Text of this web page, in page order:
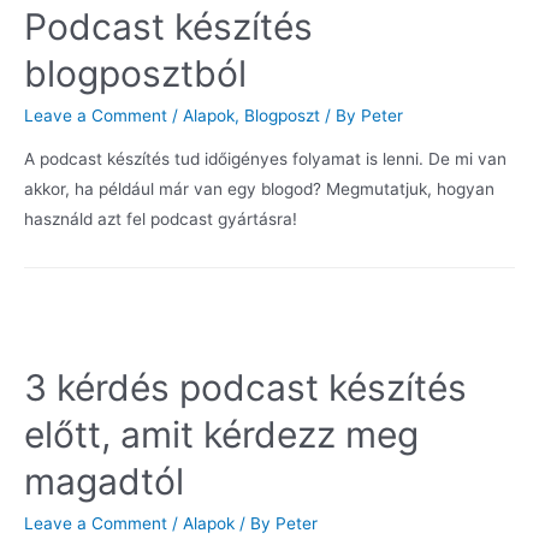
Podcast készítés
blogposztból
Leave a Comment / Alapok, Blogposzt / By Peter
A podcast készítés tud időigényes folyamat is lenni. De mi van
akkor, ha például már van egy blogod? Megmutatjuk, hogyan
használd azt fel podcast gyártásra!
3 kérdés podcast készítés
előtt, amit kérdezz meg
magadtól
Leave a Comment / Alapok / By Peter